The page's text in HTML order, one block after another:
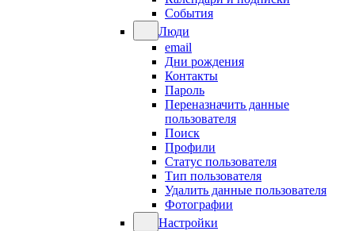
События
Люди
email
Дни рождения
Контакты
Пароль
Переназначить данные
пользователя
Поиск
Профили
Статус пользователя
Тип пользователя
Удалить данные пользователя
Фотографии
Настройки